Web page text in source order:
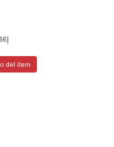
del ítem